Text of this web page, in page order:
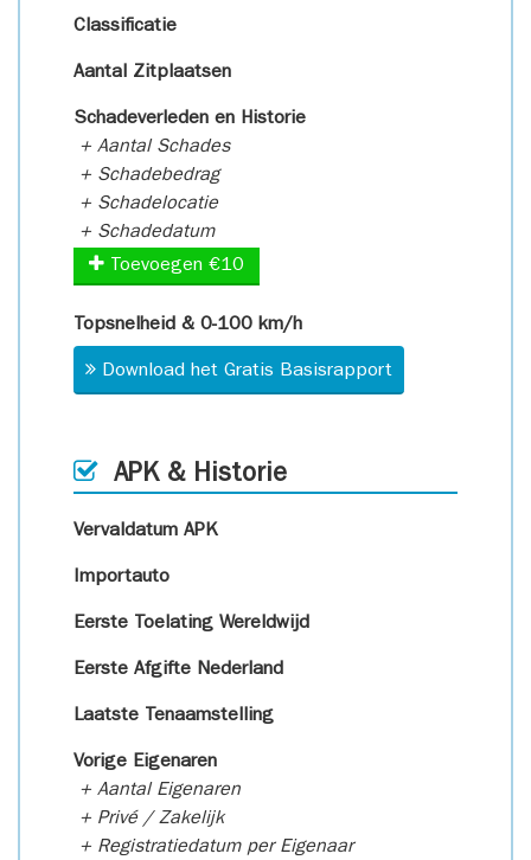
Classificatie
Aantal Zitplaatsen
Schadeverleden en Historie
+ Aantal Schades
+ Schadebedrag
+ Schadelocatie
+ Schadedatum
Toevoegen €10
Topsnelheid & 0-100 km/h
Download het Gratis Basisrapport
APK & Historie
Vervaldatum APK
Importauto
Eerste Toelating Wereldwijd
Eerste Afgifte Nederland
Laatste Tenaamstelling
Vorige Eigenaren
+ Aantal Eigenaren
+ Privé / Zakelijk
+ Registratiedatum per Eigenaar